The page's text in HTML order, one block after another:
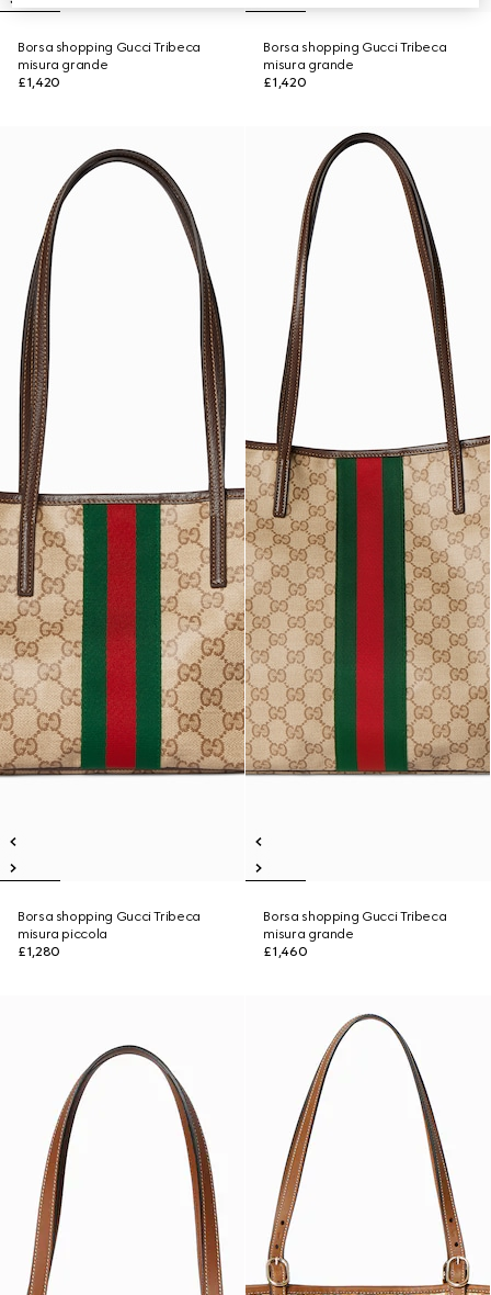
Borsa shopping Gucci Tribeca
misura grande
£1,420
Borsa shopping Gucci Tribeca
misura grande
£1,420
Borsa shopping Gucci Tribeca
misura piccola
£1,280
Borsa shopping Gucci Tribeca
misura grande
£1,460